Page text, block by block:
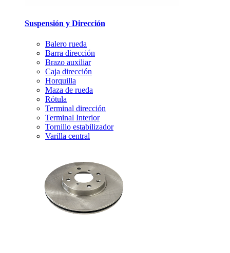
Suspensión y Dirección
Balero rueda
Barra dirección
Brazo auxiliar
Caja dirección
Horquilla
Maza de rueda
Rótula
Terminal dirección
Terminal Interior
Tornillo estabilizador
Varilla central